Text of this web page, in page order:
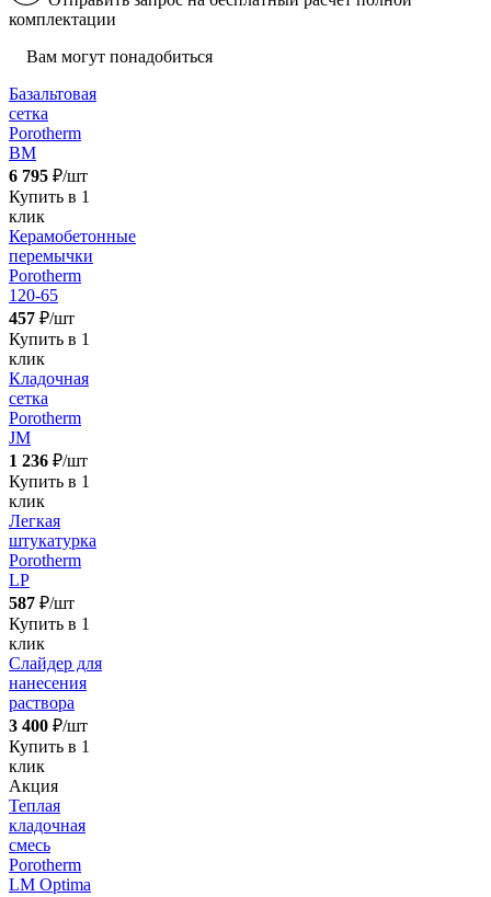
комплектации
Вам могут понадобиться
Базальтовая
сетка
Porotherm
BM
6 795 ₽/шт
Купить в 1
клик
Керамобетонные
перемычки
Porotherm
120-65
457 ₽/шт
Купить в 1
клик
Кладочная
сетка
Porotherm
JM
1 236 ₽/шт
Купить в 1
клик
Легкая
штукатурка
Porotherm
LP
587 ₽/шт
Купить в 1
клик
Слайдер для
нанесения
раствора
3 400 ₽/шт
Купить в 1
клик
Акция
Теплая
кладочная
смесь
Porotherm
LM Optima